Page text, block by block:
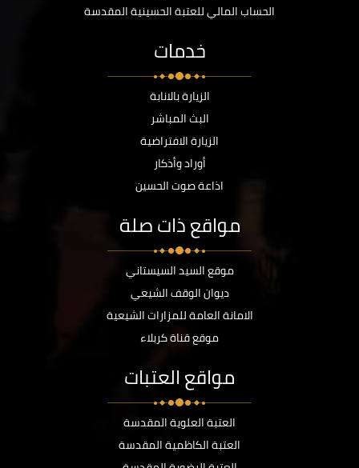
الحساب المالي للعتبة الحسينية المقدسة
خدمات
الزيارة بالانابة
البث المباشر
الزيارة الافتراضية
أوراد وأذكار
اذاعة صوت الحسين
مواقع ذات صلة
موقع السيد السيستاني
ديوان الوقف الشيعي
الامانة العامة للمزارات الشيعية
موقع قناة كربلاء
مواقع العتبات
العتبة العلوية المقدسة
العتبة الكاظمية المقدسة